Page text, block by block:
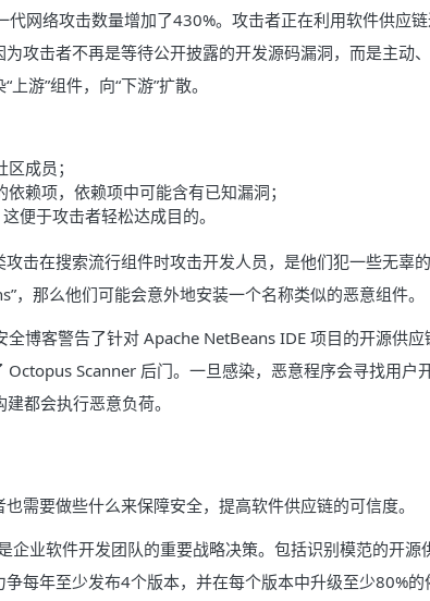
网络攻击数量增加了430%。攻击者正在利用软件供应
攻击者不再是等待公开披露的开发源码漏洞，而是主动
游”组件，向“下游”扩散。
成员；
赖项，依赖项中可能含有已知漏洞；
便于攻击者轻松达成目的。
击在搜索流行组件时攻击开发人员，是他们犯一些无辜
，那么他们可能会意外地安装一个名称类似的恶意组件。
博客警告了针对 Apache NetBeans IDE 项目的开源供
Scanner 后门。一旦感染，恶意程序会寻找用户
都会执行恶意负荷。
需要做些什么来保障安全，提高软件供应链的可信度。
企业软件开发团队的重要战略决策。包括识别模范的开源
每年至少发布4个版本，并在每个版本中升级至少80%